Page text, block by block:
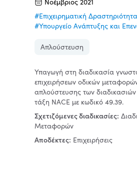
Νοέμβριος 2021
#Επιχειρηματική Δραστηριότητα
#Υπουργείο Ανάπτυξης και
Απλούστευση
Υπαγωγή στη διαδικασία
επιχειρήσεων οδικών
απλούστευσης των διαδικασιών
τάξη NACE με κωδικό 49.39.
Σχετιζόμενες διαδικασίες:
Μεταφορών
Αποδέκτες: Επιχειρήσεις